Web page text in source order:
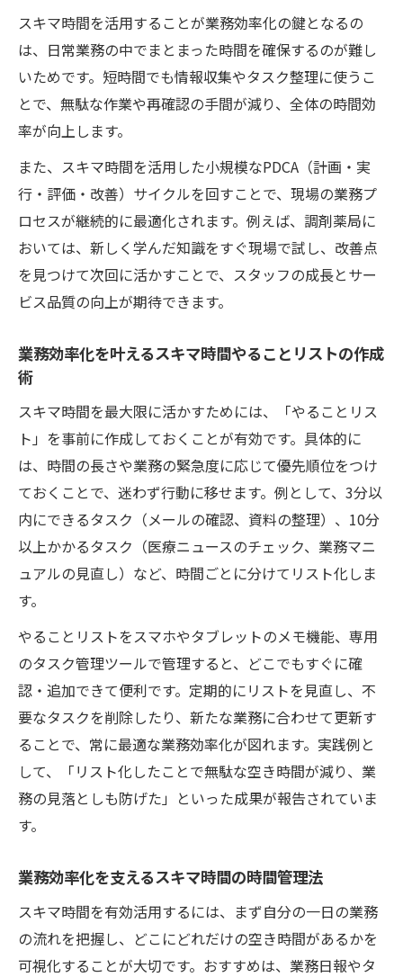
スキマ時間を活用することが業務効率化の鍵となるの
は、日常業務の中でまとまった時間を確保するのが難し
いためです。短時間でも情報収集やタスク整理に使うこ
とで、無駄な作業や再確認の手間が減り、全体の時間効
率が向上します。
また、スキマ時間を活用した小規模なPDCA（計画・実
行・評価・改善）サイクルを回すことで、現場の業務プ
ロセスが継続的に最適化されます。例えば、調剤薬局に
おいては、新しく学んだ知識をすぐ現場で試し、改善点
を見つけて次回に活かすことで、スタッフの成長とサー
ビス品質の向上が期待できます。
業務効率化を叶えるスキマ時間やることリストの作成
術
スキマ時間を最大限に活かすためには、「やることリス
ト」を事前に作成しておくことが有効です。具体的に
は、時間の長さや業務の緊急度に応じて優先順位をつけ
ておくことで、迷わず行動に移せます。例として、3分以
内にできるタスク（メールの確認、資料の整理）、10分
以上かかるタスク（医療ニュースのチェック、業務マニ
ュアルの見直し）など、時間ごとに分けてリスト化しま
す。
やることリストをスマホやタブレットのメモ機能、専用
のタスク管理ツールで管理すると、どこでもすぐに確
認・追加できて便利です。定期的にリストを見直し、不
要なタスクを削除したり、新たな業務に合わせて更新す
ることで、常に最適な業務効率化が図れます。実践例と
して、「リスト化したことで無駄な空き時間が減り、業
務の見落としも防げた」といった成果が報告されていま
す。
業務効率化を支えるスキマ時間の時間管理法
スキマ時間を有効活用するには、まず自分の一日の業務
の流れを把握し、どこにどれだけの空き時間があるかを
可視化することが大切です。おすすめは、業務日報やタ